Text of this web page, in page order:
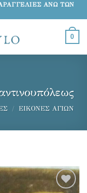
ΑΝΩ ΤΩΝ
0
/ ΕΙΚΌΝΕΣ ΑΓΊΩΝ